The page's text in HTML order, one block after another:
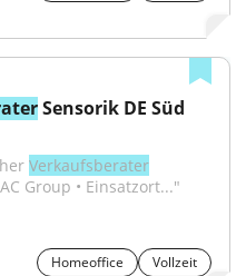
Sensorik DE Süd
Verkaufsberater
Group • Einsatzort..."
Homeoffice Vollzeit